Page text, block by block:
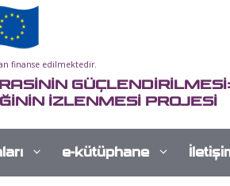
finanse edilmektedir.
GÜÇLENDİRİLMESİ:
İZLENMESİ PROJESİ
e-kütüphane